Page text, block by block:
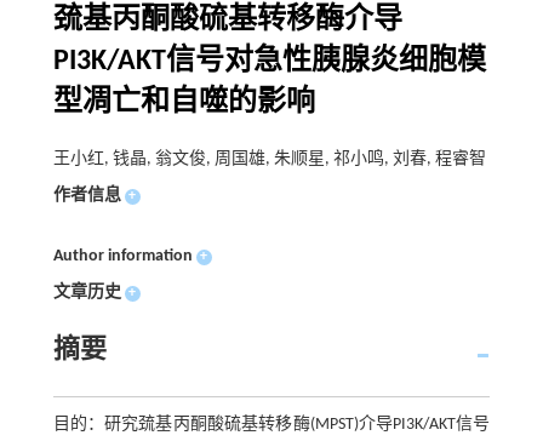
巯基丙酮酸硫基转移酶介导
PI3K/AKT信号对急性胰腺炎细胞模
型凋亡和自噬的影响
王小红, 钱晶, 翁文俊, 周国雄, 朱顺星, 祁小鸣, 刘春, 程睿智
作者信息 +
Author information +
文章历史 +
摘要
目的：研究巯基丙酮酸硫基转移酶(MPST)介导PI3K/AKT信号